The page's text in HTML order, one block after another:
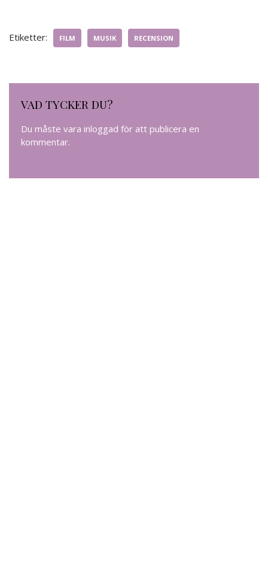
Etiketter: FILM MUSIK RECENSION
VAD TYCKER DU?
Du måste vara inloggad för att publicera en
kommentar.